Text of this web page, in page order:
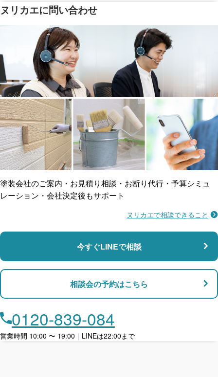
塗料の​品質を​保証
メーカー保証
工事保険
ご近所トラブルに
賠償保険
瑕疵保険
支払い対応
ローン利用
省エネ効果
断熱・遮熱塗料対応
雨漏り修繕
防水工事
マンション・アパート対応
店舗・事務所対応
ヌリカエに問い合わせ
塗装会社のご案内・お見積り相談・お断り代行・予算シミュ
レーション・会社決定後もサポート
ヌリカエで相談できること
今すぐLINEで相談
相談会の予約はこちら
0120-839-084
営業時間 10:00 〜 19:00 ｜ LINEは22:00まで